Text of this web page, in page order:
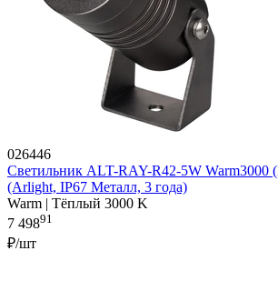
026446
Светильник ALT-RAY-R42-5W Warm3000
(Arlight, IP67 Металл, 3 года)
Warm | Тёплый 3000 K
7 49891
₽/шт